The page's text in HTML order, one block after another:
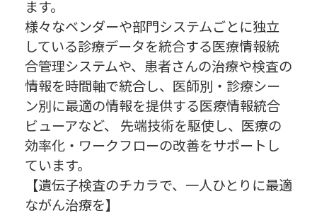
ます。
様々なベンダーや部門システムごとに独立
している診療データを統合する医療情報統
合管理システムや、患者さんの治療や検査の
情報を時間軸で統合し、医師別・診療シー
ン別に最適の情報を提供する医療情報統合
ビューアなど、 先端技術を駆使し、医療の
効率化・ワークフローの改善をサポートし
ています。
【遺伝子検査のチカラで、一人ひとりに最適
ながん治療を】